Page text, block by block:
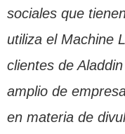
sociales que
utiliza el Machine
clientes de
amplio de
en materia de